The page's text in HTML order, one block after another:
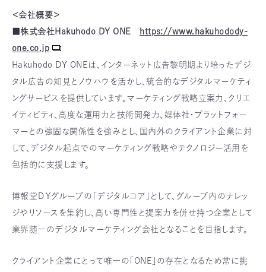
＜会社概要＞
■株式会社Hakuhodo DY ONE
https://www.hakuhodody-
one.co.jp
Hakuhodo DY ONEは、インターネット広告黎明期より培ったデジ
タル広告の知見とノウハウを活かし、統合的なデジタルマーケティ
ングサービスを提供しています。マーケティング戦略立案力、クリエ
イティビティ、高度な運用力と技術開発力、媒体社・プラットフォー
マーとの強固な関係性を強みとし、国内外のクライアント企業に対
して、デジタル起点でのマーケティング戦略やテクノロジー活用を
包括的に支援します。
博報堂ＤＹグループの「デジタルコア」として、グループ内のナレッ
ジやリソースを集約し、高い専門性と提案力を併せ持つ企業として
業界随一のデジタルマーケティング会社となることを目指します。
クライアント企業にとって唯一の「ONE」の存在となるため常に挑